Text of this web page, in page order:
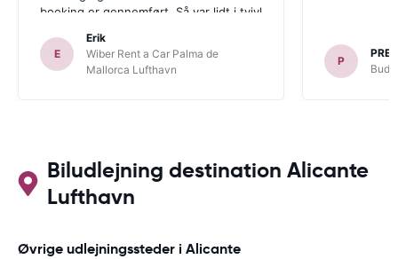
booking er gennemført. Så var lidt i tvivl
ankomst. Men det var der.
E
Erik
Wiber Rent a Car Palma de
Mallorca Lufthavn
P
Biludlejning destination Alicante
Lufthavn
Øvrige udlejningssteder i Alicante